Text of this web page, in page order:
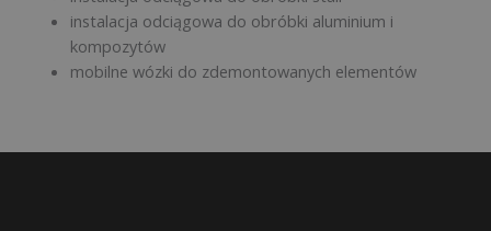
instalacja odciągowa do obróbki aluminium i
kompozytów
mobilne wózki do zdemontowanych elementów